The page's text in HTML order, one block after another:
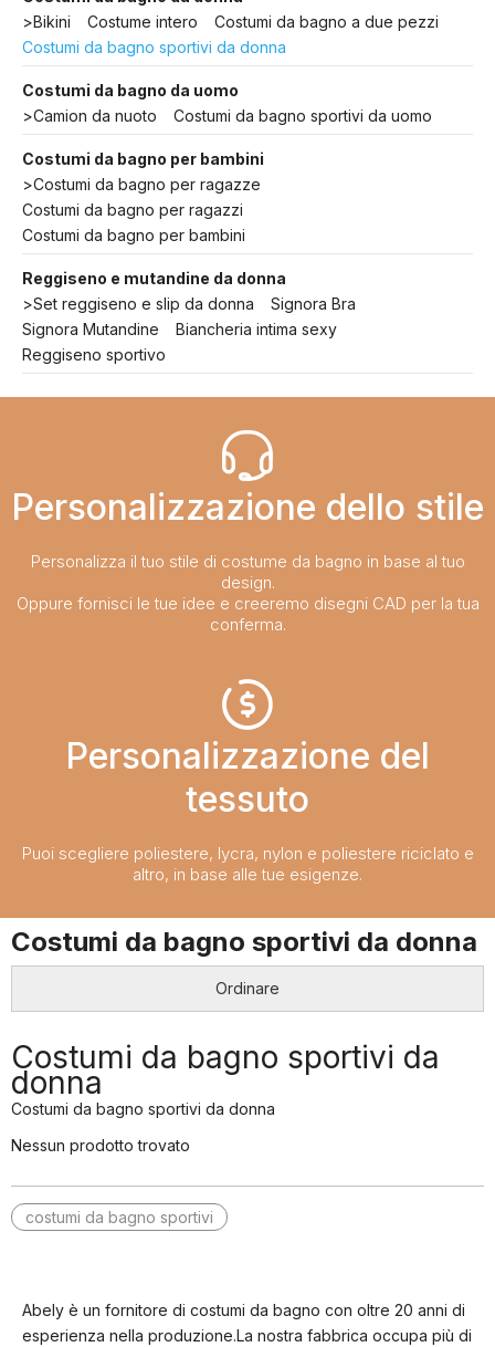
>Bikini Costume intero
Costumi da bagno a due pezzi
Costumi da bagno sportivi da donna
Costumi da bagno da uomo
>Camion da nuoto Costumi da bagno sportivi da uomo
Costumi da bagno per bambini
>Costumi da bagno per ragazze
Costumi da bagno per ragazzi
Costumi da bagno per bambini
Reggiseno e mutandine da donna
>Set reggiseno e slip da donna
Signora Bra
Signora Mutandine
Biancheria intima sexy
Reggiseno sportivo
Personalizzazione dello stile
Personalizza il tuo stile di costume da bagno in base al tuo
design.
Oppure fornisci le tue idee e creeremo disegni CAD per la tua
conferma.
Personalizzazione del
tessuto
Puoi scegliere poliestere, lycra, nylon e poliestere riciclato e
altro, in base alle tue esigenze.
Costumi da bagno sportivi da donna
Ordinare
Costumi da bagno sportivi da
donna
Costumi da bagno sportivi da donna
Nessun prodotto trovato
costumi da bagno sportivi
Abely è un fornitore di costumi da bagno con oltre 20 anni di
esperienza nella produzione.La nostra fabbrica occupa più di